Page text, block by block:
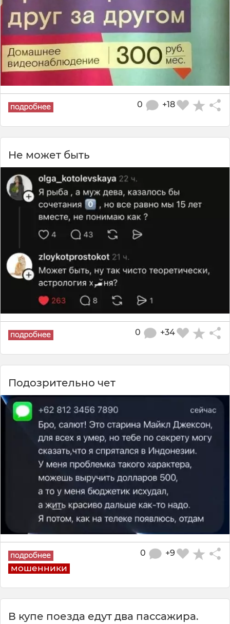
+18
0
Не может быть
+34
0
Подозрительно чет
мошенники
+9
0
В купе поезда едут два пассажира.